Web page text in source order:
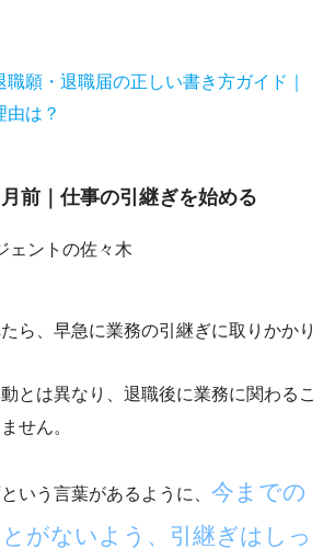
職願・退職届の正しい書き方ガイド｜
由は？
前｜仕事の引継ぎを始める
ら、 早急に業務の引継ぎに取りかかり
とは異なり、退職後に業務に関わるこ
せん。
いう言葉があるように、 今までの
がないよう、引継ぎはしっ